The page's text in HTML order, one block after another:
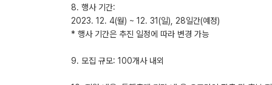
8. 행사 기간:
2023. 12. 4(월) ~ 12. 31(일), 28일간(예정)
* 행사 기간은 추진 일정에 따라 변경 가능
9. 모집 규모: 100개사 내외